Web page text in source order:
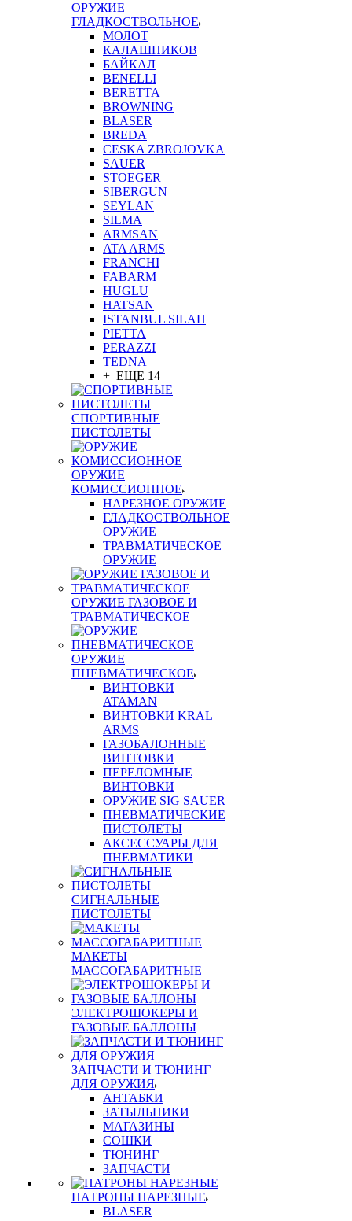
ОРУЖИЕ
ГЛАДКОСТВОЛЬНОЕ
МОЛОТ
КАЛАШНИКОВ
БАЙКАЛ
BENELLI
BERETTA
BROWNING
BLASER
BREDA
CESKA ZBROJOVKA
SAUER
STOEGER
SIBERGUN
SEYLAN
SILMA
ARMSAN
ATA ARMS
FRANCHI
FABARM
HUGLU
HATSAN
ISTANBUL SILAH
PIETTA
PERAZZI
TEDNA
+ ЕЩЕ 14
СПОРТИВНЫЕ
ПИСТОЛЕТЫ
ОРУЖИЕ
КОМИССИОННОЕ
НАРЕЗНОЕ ОРУЖИЕ
ГЛАДКОСТВОЛЬНОЕ
ОРУЖИЕ
ТРАВМАТИЧЕСКОЕ
ОРУЖИЕ
ОРУЖИЕ ГАЗОВОЕ И
ТРАВМАТИЧЕСКОЕ
ОРУЖИЕ
ПНЕВМАТИЧЕСКОЕ
ВИНТОВКИ
ATAMAN
ВИНТОВКИ KRAL
ARMS
ГАЗОБАЛОННЫЕ
ВИНТОВКИ
ПЕРЕЛОМНЫЕ
ВИНТОВКИ
ОРУЖИЕ SIG SAUER
ПНЕВМАТИЧЕСКИЕ
ПИСТОЛЕТЫ
АКСЕССУАРЫ ДЛЯ
ПНЕВМАТИКИ
СИГНАЛЬНЫЕ
ПИСТОЛЕТЫ
МАКЕТЫ
МАССОГАБАРИТНЫЕ
ЭЛЕКТРОШОКЕРЫ И
ГАЗОВЫЕ БАЛЛОНЫ
ЗАПЧАСТИ И ТЮНИНГ
ДЛЯ ОРУЖИЯ
АНТАБКИ
ЗАТЫЛЬНИКИ
МАГАЗИНЫ
СОШКИ
ТЮНИНГ
ЗАПЧАСТИ
ПАТРОНЫ НАРЕЗНЫЕ
BLASER